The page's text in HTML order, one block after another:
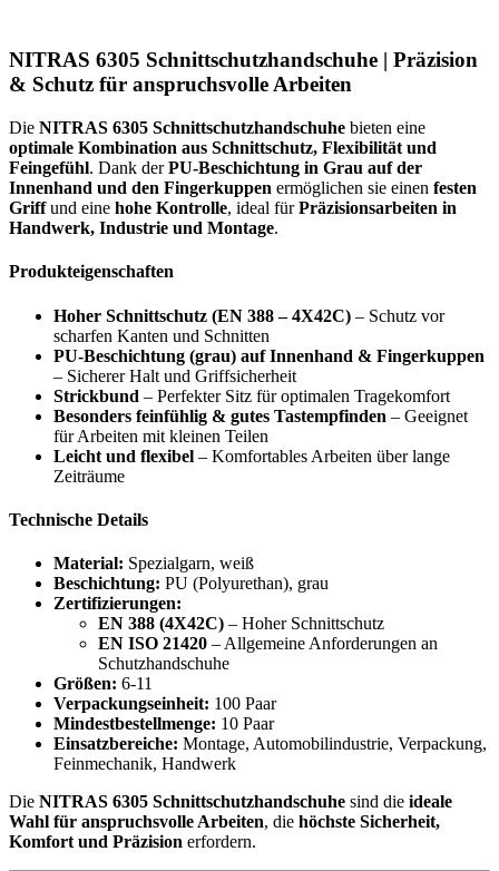
NITRAS 6305 Schnittschutzhandschuhe | Präzision
& Schutz für anspruchsvolle Arbeiten
Die NITRAS 6305 Schnittschutzhandschuhe bieten eine
optimale Kombination aus Schnittschutz, Flexibilität und
Feingefühl. Dank derPU-Beschichtung in Grau auf der
Innenhand und den Fingerkuppen ermöglichen sie einen festen
Griffund eine hohe Kontrolle, ideal fürPräzisionsarbeiten in
Handwerk, Industrie und Montage.
Produkteigenschaften
Hoher Schnittschutz (EN 388 – 4X42C) – Schutz vor
scharfen Kanten und Schnitten
PU-Beschichtung (grau) auf Innenhand & Fingerkuppen
– Sicherer Halt und Griffsicherheit
Strickbund – Perfekter Sitz für optimalen Tragekomfort
Besonders feinfühlig & gutes Tastempfinden – Geeignet
für Arbeiten mit kleinen Teilen
Leicht und flexibel – Komfortables Arbeiten über lange
Zeiträume
Technische Details
Material: Spezialgarn, weiß
Beschichtung: PU (Polyurethan), grau
Zertifizierungen:
EN 388 (4X42C) – Hoher Schnittschutz
EN ISO 21420 – Allgemeine Anforderungen an
Schutzhandschuhe
Größen: 6-11
Verpackungseinheit: 100 Paar
Mindestbestellmenge: 10 Paar
Einsatzbereiche: Montage, Automobilindustrie, Verpackung,
Feinmechanik, Handwerk
Die NITRAS 6305 Schnittschutzhandschuhe sind die ideale
Wahl für anspruchsvolle Arbeiten, die höchste Sicherheit,
Komfort und Präzision erfordern.